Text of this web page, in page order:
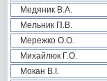
Медяник В.А.
Мельник П.В.
Мережко О.О.
Михайлюк Г.О.
Мокан В.І.